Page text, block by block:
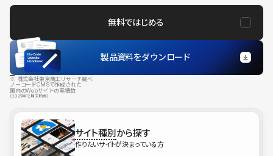
無料ではじめる
製品資料をダウンロード
※ 株式会社東京商工リサーチ調べ
ノーコードCMSで作成された
国内のWebサイトの実績数
（2025年12月末時点）
サイト種別から探す
作りたいサイトが決まっている方